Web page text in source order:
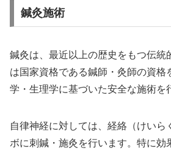
鍼灸施術
鍼灸は、最近以上の歴史をもつ伝統
は国家資格である鍼師・灸師の資格
学・生理学に基づいた安全な施術を
自律神経に対しては、経絡（けいら
ボに刺鍼・施灸を行います。特に効